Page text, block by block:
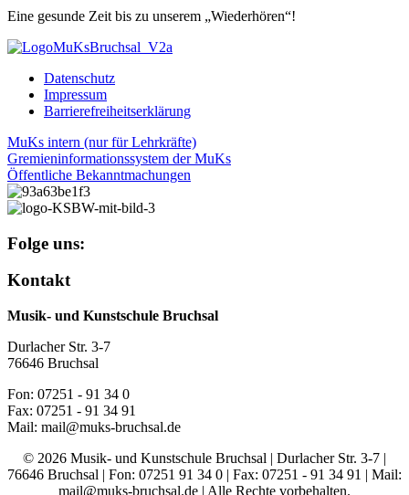
Eine gesunde Zeit bis zu unserem „Wiederhören“!
Datenschutz
Impressum
Barrierefreiheitserklärung
MuKs intern (nur für Lehrkräfte)
Gremieninformationssystem der MuKs
Öffentliche Bekanntmachungen
Folge uns:
Kontakt
Musik- und Kunstschule Bruchsal
Durlacher Str. 3-7
76646 Bruchsal
Fon: 07251 - 91 34 0
Fax: 07251 - 91 34 91
Mail: mail@muks-bruchsal.de
© 2026 Musik- und Kunstschule Bruchsal | Durlacher Str. 3-7 |
76646 Bruchsal | Fon: 07251 91 34 0 | Fax: 07251 - 91 34 91 | Mail:
mail@muks-bruchsal.de | Alle Rechte vorbehalten.